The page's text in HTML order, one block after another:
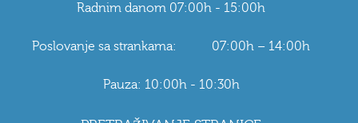
Radnim danom 07:00h - 15:00h
Poslovanje sa strankama: 07:00h – 14:00h
Pauza: 10:00h - 10:30h